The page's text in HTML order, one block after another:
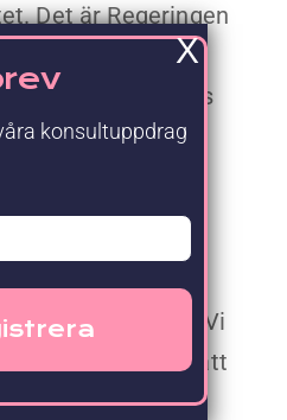
Det är Regeringen
är Riksgäldens
Riksgälden
denna typ av
bevis på att vi
uppdragsgivare. Vi
i deras strävan att
konsultuppdrag
X